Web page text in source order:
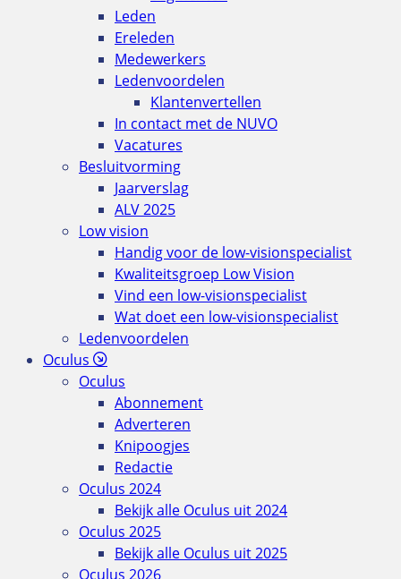
Leden
Ereleden
Medewerkers
Ledenvoordelen
Klantenvertellen
In contact met de NUVO
Vacatures
Besluitvorming
Jaarverslag
ALV 2025
Low vision
Handig voor de low-visionspecialist
Kwaliteitsgroep Low Vision
Vind een low-visionspecialist
Wat doet een low-visionspecialist
Ledenvoordelen
Oculus
Oculus
Abonnement
Adverteren
Knipoogjes
Redactie
Oculus 2024
Bekijk alle Oculus uit 2024
Oculus 2025
Bekijk alle Oculus uit 2025
Oculus 2026